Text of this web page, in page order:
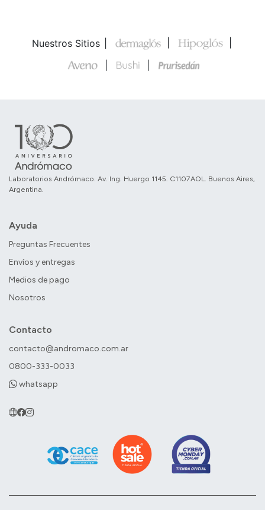
Nuestros Sitios
Laboratorios Andrómaco. Av. Ing. Huergo 1145. C1107AOL. Buenos Aires,
Argentina.
Ayuda
Preguntas Frecuentes
Envíos y entregas
Medios de pago
Nosotros
Contacto
contacto@andromaco.com.ar
0800-333-0033
whatsapp